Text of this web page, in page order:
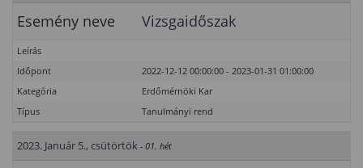
Esemény neve Vizsgaidőszak
Leírás
Időpont
2022-12-12 00:00:00 - 2023-01-31 01:00:00
Kategória
Erdőmérnöki Kar
Típus
Tanulmányi rend
2023. Január 5., csütörtök - 01. hét